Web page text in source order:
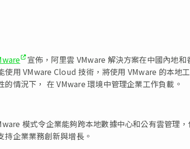
宣佈，阿里雲 VMware 解決方案在中國內地
使用 VMware Cloud 技術，將使用 VMware 的本地
的情況下， 在 VMware 環境中管理企業工作負載。
模式令企業能夠跨本地數據中心和公有雲管理
持企業業務創新與增長。